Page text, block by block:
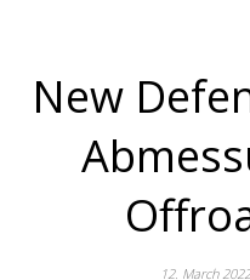
New
12. March